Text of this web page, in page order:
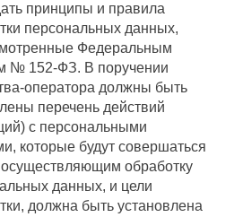
принципы и правила
персональных данных,
Федеральным
№ 152-ФЗ. В поручении
оператора должны быть
перечень действий
с персональными
которые будут совершаться
обработку
данных, и цели
должна быть установлена